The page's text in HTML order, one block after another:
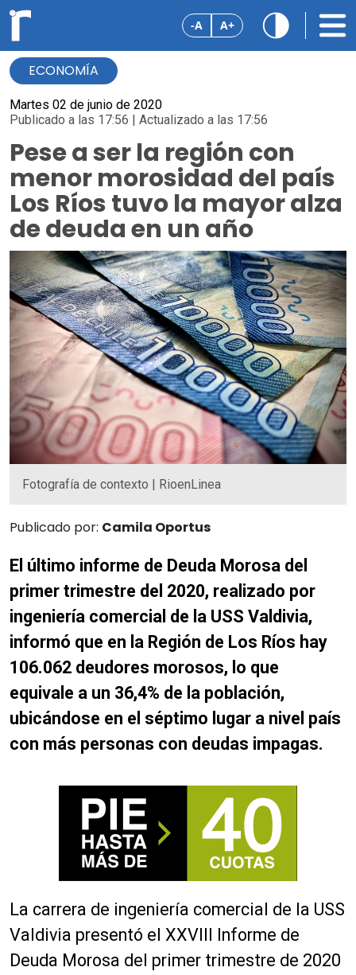
-A A+
ECONOMÍA
Martes 02 de junio de 2020
Publicado a las 17:56 | Actualizado a las 17:56
Pese a ser la región con
menor morosidad del país
Los Ríos tuvo la mayor alza
de deuda en un año
Fotografía de contexto | RioenLinea
Publicado por: Camila Oportus
El último informe de Deuda Morosa del
primer trimestre del 2020, realizado por
ingeniería comercial de la USS Valdivia,
informó que en la Región de Los Ríos hay
106.062 deudores morosos, lo que
equivale a un 36,4% de la población,
ubicándose en el séptimo lugar a nivel país
con más personas con deudas impagas.
La carrera de ingeniería comercial de la USS
Valdivia presentó el XXVIII Informe de
Deuda Morosa del primer trimestre de 2020